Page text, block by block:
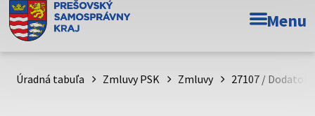
Doména psk.sk je oficiálna
Toto je oficiálna webová stránka Prešovského
psk.sk.
Menu
Úradná tabuľa Zmluvy PSK Zmluvy 27107 / Dodatok